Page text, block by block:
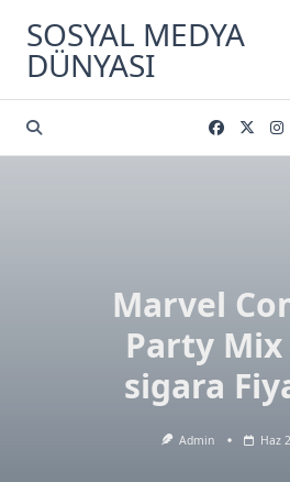
content
SOSYAL MEDYA
DÜNYASI
Marvel
Party
sigara
Admin Haz